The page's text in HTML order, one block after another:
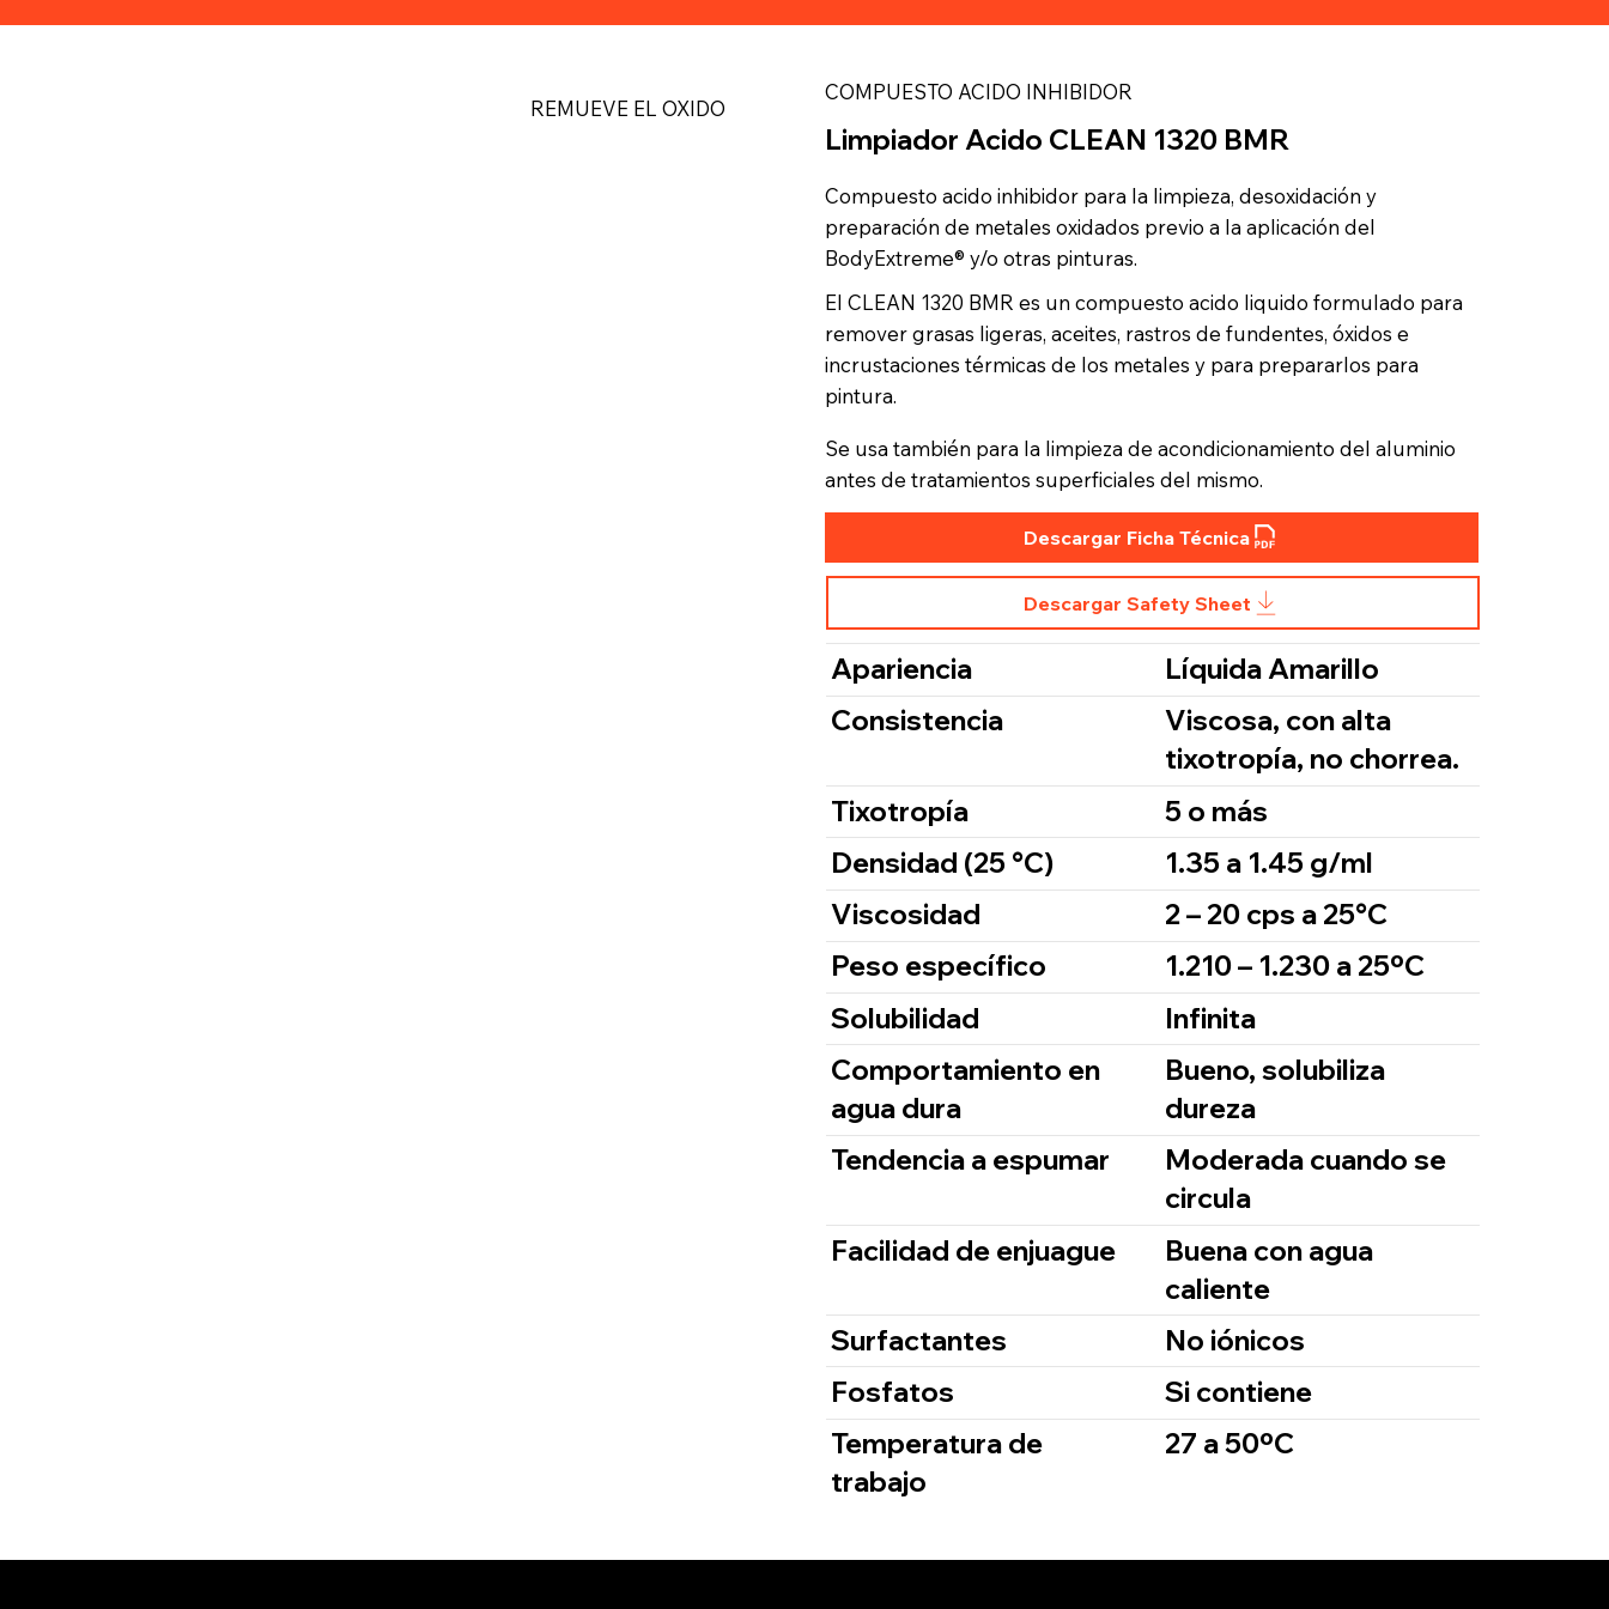
REMUEVE EL OXIDO
COMPUESTO ACIDO INHIBIDOR
Limpiador Acido CLEAN 1320 BMR
Compuesto acido inhibidor para la limpieza, desoxidación y
preparación de metales oxidados previo a la aplicación del
BodyExtreme® y/o otras pinturas.
El CLEAN 1320 BMR es un compuesto acido liquido formulado para
remover grasas ligeras, aceites, rastros de fundentes, óxidos e
incrustaciones térmicas de los metales y para prepararlos para
pintura.
Se usa también para la limpieza de acondicionamiento del aluminio
antes de tratamientos superficiales del mismo.
Descargar Ficha Técnica
Descargar Safety Sheet
Apariencia
Líquida Amarillo
Consistencia
Viscosa, con alta
tixotropía, no chorrea.
Tixotropía
5 o más
Densidad (25 °C)
1.35 a 1.45 g/ml
Viscosidad
2 – 20 cps a 25°C
Peso específico
1.210 – 1.230 a 25ºC
Solubilidad
Infinita
Comportamiento en
agua dura
Bueno, solubiliza
dureza
Tendencia a espumar
Moderada cuando se
circula
Facilidad de enjuague
Buena con agua
caliente
Surfactantes
No iónicos
Fosfatos
Si contiene
Temperatura de
trabajo
27 a 50ºC